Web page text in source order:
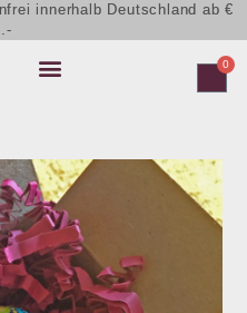
innerhalb Deutschland ab €
0